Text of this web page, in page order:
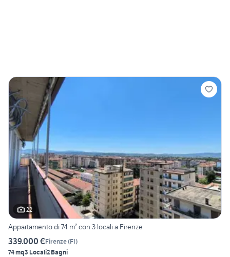
22
Appartamento di 74 m² con 3 locali a Firenze
339.000 €Firenze(FI)
74 mq3 Locali2 Bagni